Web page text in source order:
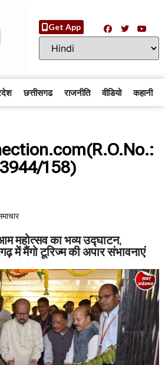
Get App
छत्तीसगढ राजनीति वीडियो कहानी
158)
महोत्सव का भव्य उद्घाटन,
में मैंगो टूरिज्म की अपार संभावनाएं